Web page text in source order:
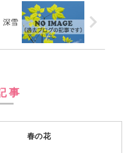
深雪
事
春の花